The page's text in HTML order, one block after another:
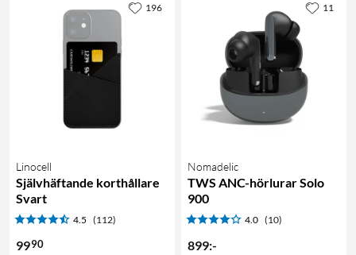
Linocell
Självhäftande korthållare
Svart
4.5 (112)
9990
196
Nomadelic
TWS ANC-hörlurar Solo
900
4.0 (10)
899:-
11